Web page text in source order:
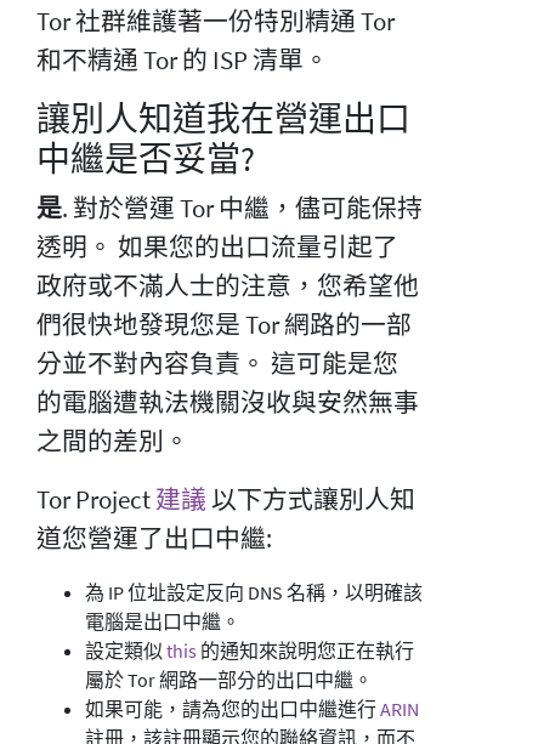
Tor 社群維護著一份特別精通 Tor
和不精通 Tor 的 ISP 清單。
讓別人知道我在營運出口
中繼是否妥當?
是. 對於營運 Tor 中繼，儘可能保持
透明。 如果您的出口流量引起了
政府或不滿人士的注意，您希望他
們很快地發現您是 Tor 網路的一部
分並不對內容負責。 這可能是您
的電腦遭執法機關沒收與安然無事
之間的差別。
Tor Project建議以下方式讓別人知
道您營運了出口中繼:
為 IP 位址設定反向 DNS 名稱，以明確該
電腦是出口中繼。
設定類似 this 的通知來說明您正在執行
屬於 Tor 網路一部分的出口中繼。
如果可能，請為您的出口中繼進行ARIN
註冊，該註冊顯示您的聯絡資訊，而不